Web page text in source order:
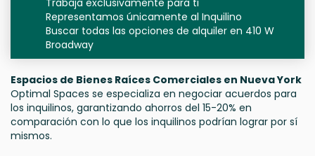
Trabaja exclusivamente para ti
Representamos únicamente al Inquilino
Buscar todas las opciones de alquiler en 410 W
Broadway
Espacios de Bienes Raíces Comerciales en Nueva York
Optimal Spaces se especializa en negociar acuerdos para
los inquilinos, garantizando ahorros del 15-20% en
comparación con lo que los inquilinos podrían lograr por sí
mismos.